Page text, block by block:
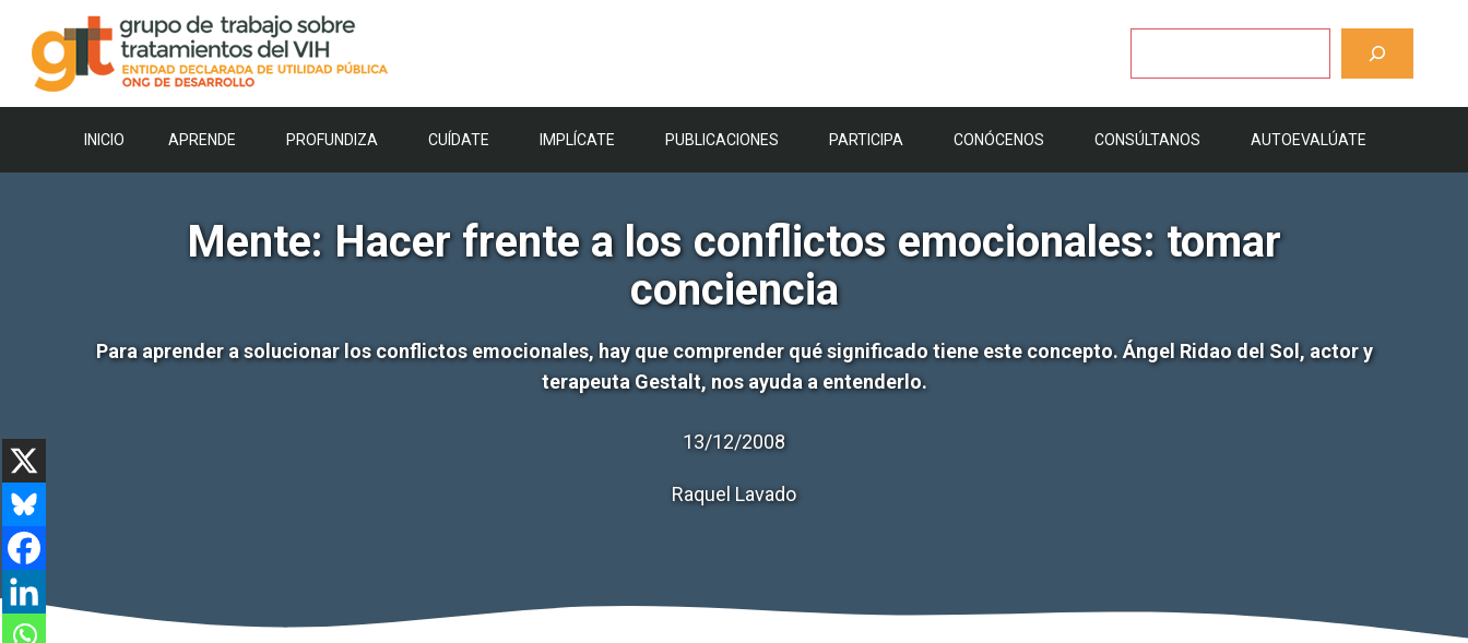
contenido
INICIO APRENDE PROFUNDIZA CUÍDATE IMPLÍCATE PUBLICACIONES PARTICIPA CONÓCENOS CONSÚLTANOS AUTOEVALÚATE
Mente: Hacer frente a los conflictos emocionales: tomar
conciencia
Para aprender a solucionar los conflictos emocionales, hay que comprender qué significado tiene este concepto. Ángel Ridao del Sol, actor y
terapeuta Gestalt, nos ayuda a entenderlo.
13/12/2008
Raquel Lavado